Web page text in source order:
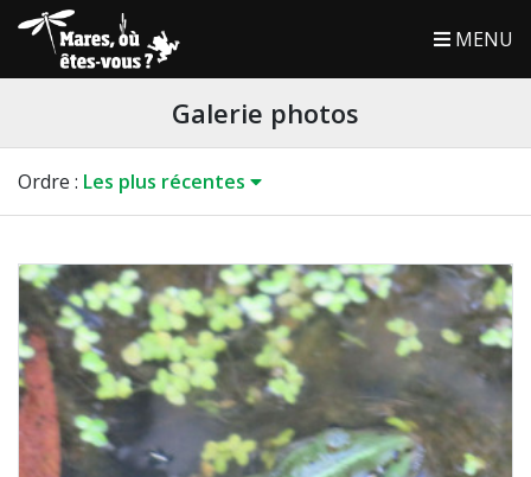
MENU
Galerie photos
Ordre : Les plus récentes